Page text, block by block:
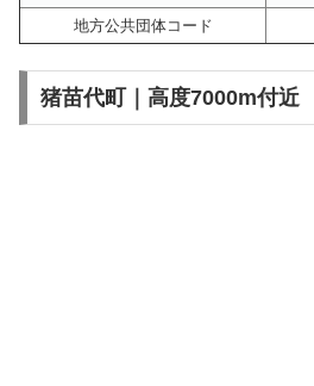
地方公共団体コード
猪苗代町｜高度7000m付近